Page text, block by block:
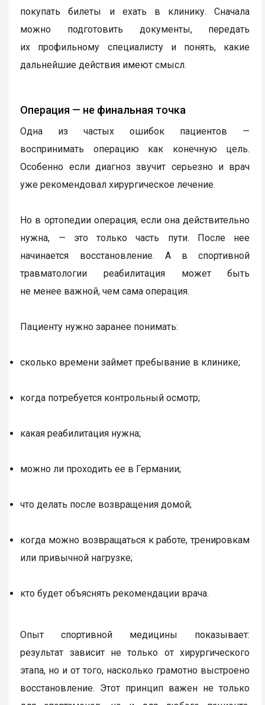
покупать билеты и ехать в клинику. Сначала
можно подготовить документы, передать
их профильному специалисту и понять, какие
дальнейшие действия имеют смысл.
Операция — не финальная точка
Одна из частых ошибок пациентов —
воспринимать операцию как конечную цель.
Особенно если диагноз звучит серьезно и врач
уже рекомендовал хирургическое лечение.
Но в ортопедии операция, если она действительно
нужна, — это только часть пути. После нее
начинается восстановление. А в спортивной
травматологии реабилитация может быть
не менее важной, чем сама операция.
Пациенту нужно заранее понимать:
сколько времени займет пребывание в клинике;
когда потребуется контрольный осмотр;
какая реабилитация нужна;
можно ли проходить ее в Германии;
что делать после возвращения домой;
когда можно возвращаться к работе, тренировкам
или привычной нагрузке;
кто будет объяснять рекомендации врача.
Опыт спортивной медицины показывает:
результат зависит не только от хирургического
этапа, но и от того, насколько грамотно выстроено
восстановление. Этот принцип важен не только